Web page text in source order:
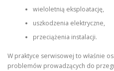
wieloletnią eksploatację,
uszkodzenia elektryczne,
przeciążenia instalacji.
W praktyce serwisowej to właśnie
problemów prowadzących do